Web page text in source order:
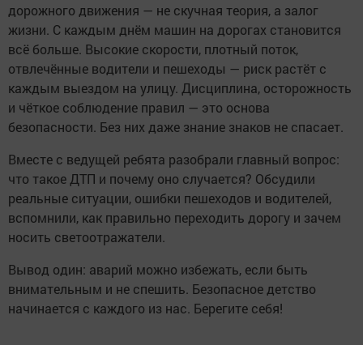
дорожного движения — не скучная теория, а залог
жизни. С каждым днём машин на дорогах становится
всё больше. Высокие скорости, плотный поток,
отвлечённые водители и пешеходы — риск растёт с
каждым выездом на улицу. Дисциплина, осторожность
и чёткое соблюдение правил — это основа
безопасности. Без них даже знание знаков не спасает.
Вместе с ведущей ребята разобрали главный вопрос:
что такое ДТП и почему оно случается? Обсудили
реальные ситуации, ошибки пешеходов и водителей,
вспомнили, как правильно переходить дорогу и зачем
носить светоотражатели.
Вывод один: аварий можно избежать, если быть
внимательным и не спешить. Безопасное детство
начинается с каждого из нас. Берегите себя!